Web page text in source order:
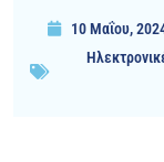
10 Μαΐου,